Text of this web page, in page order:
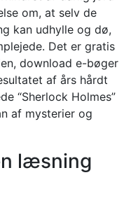
om, at selv de
kan udhylle og dø,
Det er gratis
download e-bøger
af års hårdt
“Sherlock Holmes”
af mysterier og
læsning